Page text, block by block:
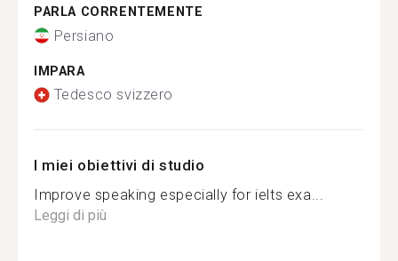
PARLA CORRENTEMENTE
Persiano
IMPARA
Tedesco svizzero
I miei obiettivi di studio
Improve speaking especially for ielts exa...
Leggi di più